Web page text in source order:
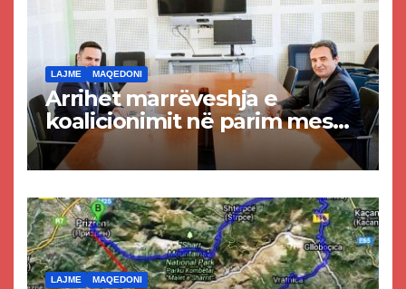
LAJME MAQEDONI
Arrihet marrëveshja e
koalicionimit në parim mes
Kurtit dhe Abdixhikut
LAJME MAQEDONI